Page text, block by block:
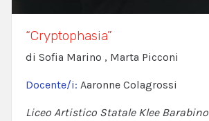
“Cryptophasia”
di Sofia Marino , Marta Picconi
Docente/i: Aaronne Colagrossi
Liceo Artistico Statale Klee Barabino